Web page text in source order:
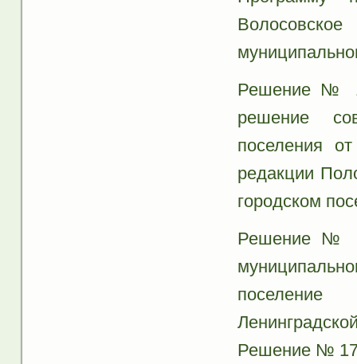
Решение №
решение
поселения
редакции
городском
Решение №
поселение
Решение №